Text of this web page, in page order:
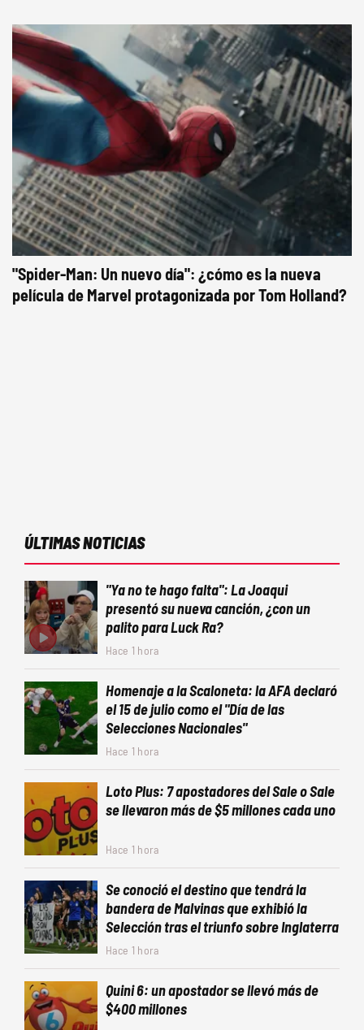
"Spider-Man: Un nuevo día": ¿cómo es la nueva
película de Marvel protagonizada por Tom Holland?
ÚLTIMAS NOTICIAS
"Ya no te hago falta": La Joaqui
presentó su nueva canción, ¿con un
palito para Luck Ra?
Hace 1 hora
Homenaje a la Scaloneta: la AFA declaró
el 15 de julio como el "Día de las
Selecciones Nacionales"
Hace 1 hora
Loto Plus: 7 apostadores del Sale o Sale
se llevaron más de $5 millones cada uno
Hace 1 hora
Se conoció el destino que tendrá la
bandera de Malvinas que exhibió la
Selección tras el triunfo sobre Inglaterra
Hace 1 hora
Quini 6: un apostador se llevó más de
$400 millones